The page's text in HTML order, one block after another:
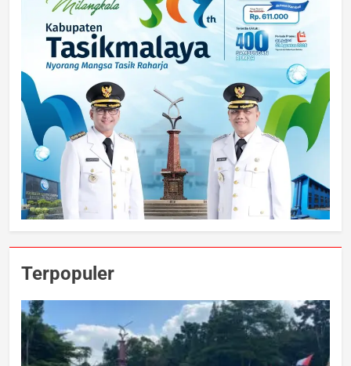
Terpopuler